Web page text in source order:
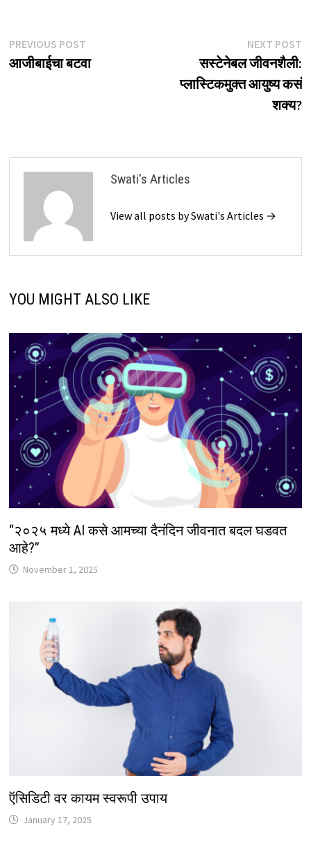
Post
navigation
PREVIOUS POSTPrevious
post:
आजीबाईचा बटवा
NEXT POST
सस्टेनेबल जीवनशैली:
प्लास्टिकमुक्त आयुष्य कसं
शक्य?
Swati's Articles
View all posts by Swati's Articles →
YOU MIGHT ALSO LIKE
“२०२५ मध्ये AI कसे आमच्या दैनंदिन जीवनात बदल घडवत
आहे?”
November 1, 2025
ऍसिडिटी वर कायम स्वरूपी उपाय
January 17, 2025